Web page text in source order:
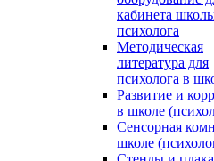
кабинета
психолога
Методическая
литература для
психолога в
Развитие и
в школе
Сенсорная
школе